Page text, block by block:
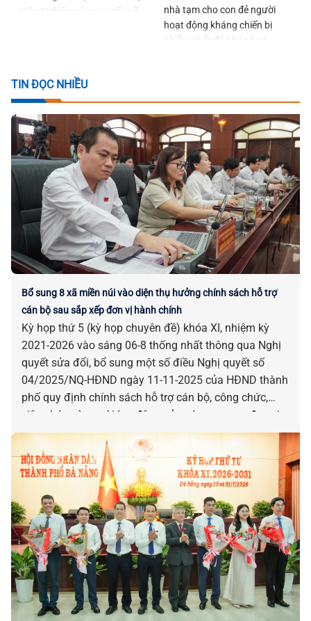
Viện Nghiên cứu cao cấp về
nhà tạm cho con đẻ người
hoạt động kháng chiến bị
nhiễm chất độc hóa học
TIN ĐỌC NHIỀU
Bổ sung 8 xã miền núi vào diện thụ hưởng chính sách hỗ trợ
cán bộ sau sắp xếp đơn vị hành chính
Kỳ họp thứ 5 (kỳ họp chuyên đề) khóa XI, nhiệm kỳ
2021-2026 vào sáng 06-8 thống nhất thông qua Nghị
quyết sửa đổi, bổ sung một số điều Nghị quyết số
04/2025/NQ-HĐND ngày 11-11-2025 của HĐND thành
phố quy định chính sách hỗ trợ cán bộ, công chức,
viên chức và người lao động của các cơ quan, đơn vị
bị tác động, ảnh hưởng do sắp xếp đơn vị hành chính.